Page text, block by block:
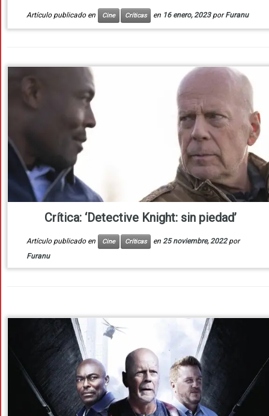
Artículo publicado en Cine Críticas en 16 enero, 2023 porFuranu
Crítica: ‘Detective Knight: sin piedad’
Artículo publicado en Cine Críticas en 25 noviembre, 2022 por
Furanu